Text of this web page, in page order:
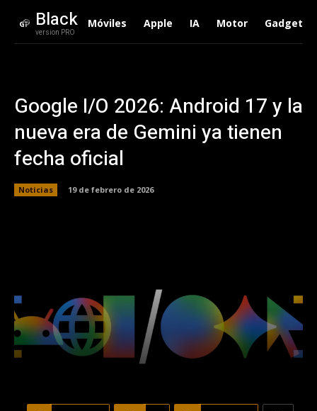
Black
version PRO
Móviles Apple IA Motor Gadgets
Google I/O 2026: Android 17 y la
nueva era de Gemini ya tienen
fecha oficial
Noticias 19 de febrero de 2026